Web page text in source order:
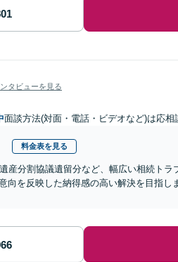
タビューを見る
面談方法(対面・電話・ビデオなど)は応相
料金表を見る
産分割協議遺留分など、幅広い相続ト
向を反映した納得感の高い解決を目指し